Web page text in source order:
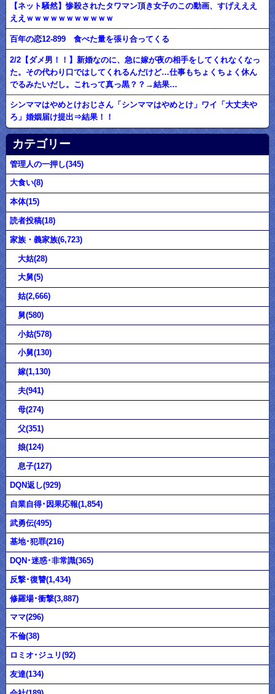
【ネット騒然】惨殺されたタワマン頂き女子のこの動画、すげえええ
ええｗｗｗｗｗｗｗｗｗｗｗ
百年の恋12-899 食べた量を張り合ってくる
2/2【ダメ男！！】新婚なのに、急に嫁が夜の相手をしてくれなくなっ
た。その代わり口ではしてくれるんだけど…仕事もちょくちょく休ん
でるみたいだし。これって真っ黒？？→結果…
シンママはやめとけおじさん「シンママはやめとけ」ワイ「大丈夫や
ろ」婚姻届け提出⇒結果！！
カテゴリー
管理人の一押し(345)
大食い(8)
本体(15)
読者投稿(18)
家族・義家族(6,723)
大姑(28)
大舅(5)
姑(2,666)
舅(580)
小姑(578)
小舅(130)
嫁(1,130)
夫(941)
母(274)
父(351)
娘(124)
息子(127)
DQN返し(929)
自業自得･因果応報(1,854)
武勇伝(495)
基地･犯罪(216)
DQN･迷惑･非常識(365)
反撃･復讐(1,434)
修羅場･衝撃(3,887)
ママ(296)
不倫(38)
ロミオ･ジュリ(92)
友達(134)